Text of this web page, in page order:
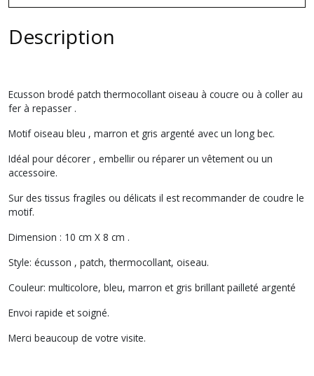
Description
Ecusson brodé patch thermocollant oiseau à coucre ou à coller au
fer à repasser .
Motif oiseau bleu , marron et gris argenté avec un long bec.
Idéal pour décorer , embellir ou réparer un vêtement ou un
accessoire.
Sur des tissus fragiles ou délicats il est recommander de coudre le
motif.
Dimension : 10 cm X 8 cm .
Style: écusson , patch, thermocollant, oiseau.
Couleur: multicolore, bleu, marron et gris brillant pailleté argenté
Envoi rapide et soigné.
Merci beaucoup de votre visite.